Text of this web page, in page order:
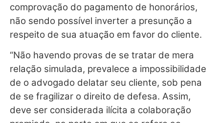
comprovação do pagamento de honorários,
não sendo possível inverter a presunção a
respeito de sua atuação em favor do cliente.
“Não havendo provas de se tratar de mera
relação simulada, prevalece a impossibilidade
de o advogado delatar seu cliente, sob pena
de se fragilizar o direito de defesa. Assim,
deve ser considerada ilícita a colaboração